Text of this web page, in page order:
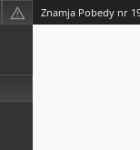
Znamja Pobedy nr